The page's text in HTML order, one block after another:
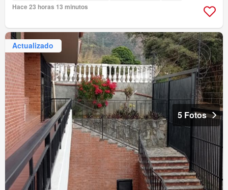
Hace 23 horas 13 minutos
Actualizado
5 Fotos